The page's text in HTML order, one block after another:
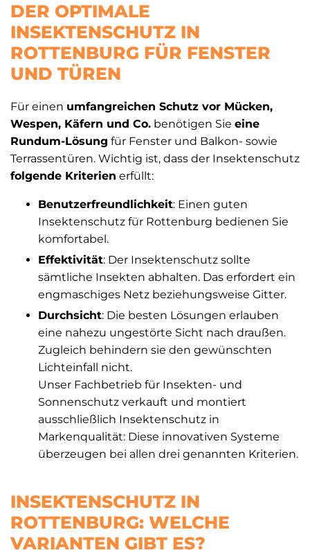
DER OPTIMALE
INSEKTENSCHUTZ IN
ROTTENBURG FÜR FENSTER
UND TÜREN
Für einen umfangreichen Schutz vor Mücken,
Wespen, Käfern und Co. benötigen Sie eine
Rundum-Lösung für Fenster und Balkon- sowie
Terrassentüren. Wichtig ist, dass der Insektenschutz
folgende Kriterien erfüllt:
Benutzerfreundlichkeit: Einen guten
Insektenschutz für Rottenburg bedienen Sie
komfortabel.
Effektivität: Der Insektenschutz sollte
sämtliche Insekten abhalten. Das erfordert ein
engmaschiges Netz beziehungsweise Gitter.
Durchsicht: Die besten Lösungen erlauben
eine nahezu ungestörte Sicht nach draußen.
Zugleich behindern sie den gewünschten
Lichteinfall nicht.
Unser Fachbetrieb für Insekten- und
Sonnenschutz verkauft und montiert
ausschließlich Insektenschutz in
Markenqualität: Diese innovativen Systeme
überzeugen bei allen drei genannten Kriterien.
INSEKTENSCHUTZ IN
ROTTENBURG: WELCHE
VARIANTEN GIBT ES?